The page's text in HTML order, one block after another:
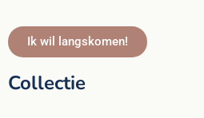
Ik wil langskomen!
Collectie